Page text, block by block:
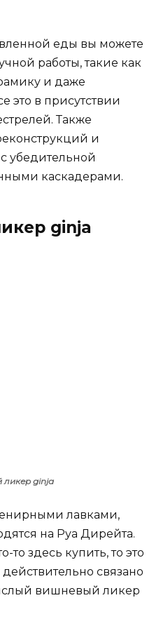
еды вы можете
работы, такие как
и даже
это в присутствии
Также
и
убедительной
каскадерами.
ginja
ginja
лавками,
на Руа Дирейта.
то здесь купить, то это
связано
вишневый ликер